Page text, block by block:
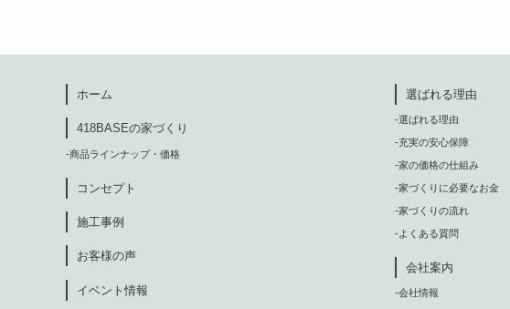
ホーム
418BASEの家づくり
-商品ラインナップ・価格
コンセプト
施工事例
お客様の声
イベント情報
選ばれる理由
-選ばれる理由
-充実の安心保障
-家の価格の仕組み
-家づくりに必要なお金
-家づくりの流れ
-よくある質問
会社案内
-会社情報